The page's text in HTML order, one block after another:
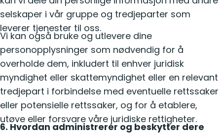
selskaper i vår gruppe og tredjeparter som
leverer tjenester til oss.
Vi kan også bruke og utlevere dine
personopplysninger som nødvendig for å
overholde dem, inkludert til enhver juridisk
myndighet eller skattemyndighet eller en relevant
tredjepart i forbindelse med eventuelle rettssaker
eller potensielle rettssaker, og for å etablere,
utøve eller forsvare våre juridiske rettigheter.
6. Hvordan administrerer og beskytter dere